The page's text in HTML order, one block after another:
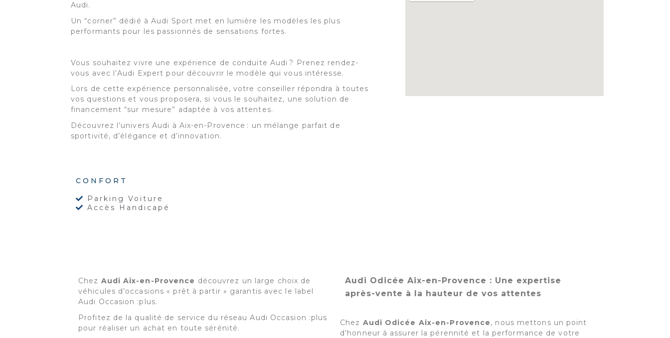
Audi.
Un “corner” dédié à Audi Sport met en lumière les modèles les plus
performants pour les passionnés de sensations fortes.
Vous souhaitez vivre une expérience de conduite Audi ? Prenez rendez-
vous avec l’Audi Expert pour découvrir le modèle qui vous intéresse.
Lors de cette expérience personnalisée, votre conseiller répondra à toutes
vos questions et vous proposera, si vous le souhaitez, une solution de
financement “sur mesure” adaptée à vos attentes.
Découvrez l’univers Audi à Aix-en-Provence : un mélange parfait de
sportivité, d’élégance et d’innovation.
CONFORT
Parking Voiture
Accès Handicapé
Chez Audi Aix-en-Provence découvrez un large choix de
véhicules d’occasions « prêt à partir » garantis avec le label
Audi Occasion :plus.
Profitez de la qualité de service du réseau Audi Occasion :plus
pour réaliser un achat en toute sérénité.
Audi Odicée Aix-en-Provence : Une expertise
après-vente à la hauteur de vos attentes
Chez Audi Odicée Aix-en-Provence, nous mettons un point
d’honneur à assurer la pérennité et la performance de votre